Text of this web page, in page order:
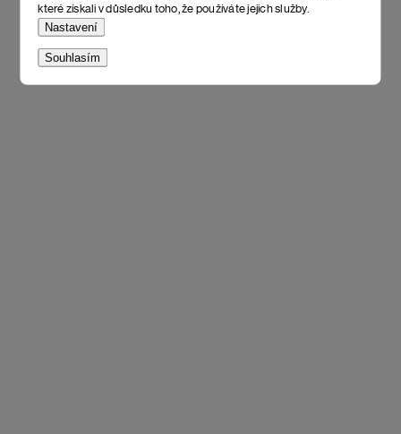
které získali v důsledku toho, že používáte jejich služby.
Nastavení
Souhlasím